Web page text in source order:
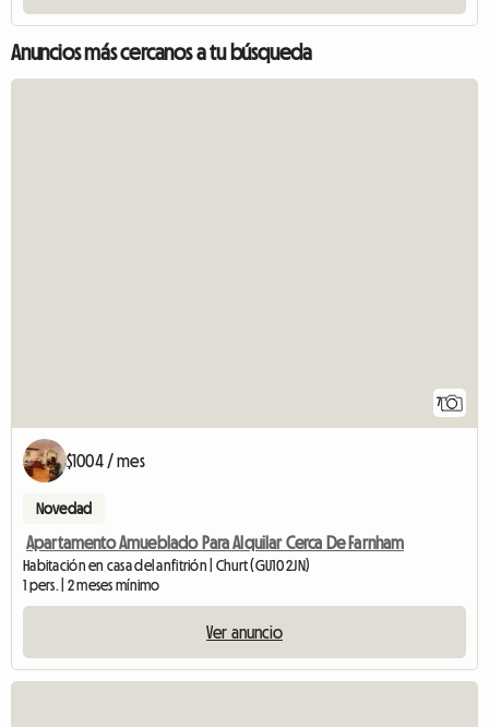
Anuncios más cercanos a tu búsqueda
7
$1004 / mes
Novedad
Apartamento Amueblado Para Alquilar Cerca De Farnham
Habitación en casa del anfitrión | Churt (GU10 2JN)
1 pers. | 2 meses mínimo
Ver anuncio